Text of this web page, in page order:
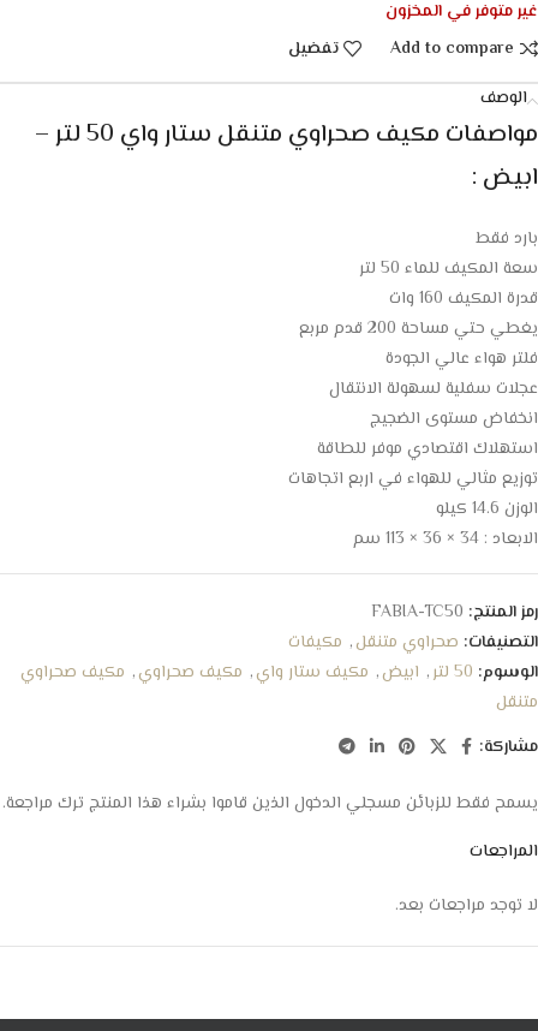
غير متوفر في المخزون
Add to compare
تفضيل
الوصف
مواصفات
مكيف صحراوي متنقل ستار واي 50 لتر –
ابيض :
بارد فقط
سعة المكيف للماء 50 لتر
قدرة المكيف 160 وات
يغطي حتي مساحة 200 قدم مربع
فلتر هواء عالي الجودة
عجلات سفلية لسهولة الانتقال
انخفاض مستوى الضجيج
استهلاك اقتصادي موفر للطاقة
توزيع مثالي للهواء في اربع اتجاهات
الوزن 14.6 كيلو
الابعاد : 34 × 36 × 113 سم
رمز المنتج: FABIA-TC50
التصنيفات: صحراوي متنقل, مكيفات
الوسوم: 50 لتر , ابيض, مكيف ستار واي, مكيف صحراوي, مكيف صحراوي
متنقل
مشاركة:
المراجعات
لا توجد مراجعات بعد.
يسمح فقط للزبائن مسجلي الدخول الذين قاموا بشراء هذا المنتج ترك مراجعة.